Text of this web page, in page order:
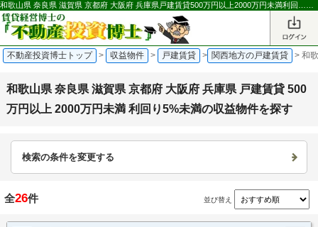
不動産投資博士トップ > 収益物件 > 戸建賃貸 > 関西地方の戸建賃貸 > 和
和歌山県 奈良県 滋賀県 京都府 大阪府 兵庫県 戸建賃貸 500
万円以上 2000万円未満 利回り5%未満の収益物件を探す
検索の条件を変更する
全26件 並び替え